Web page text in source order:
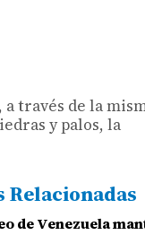
través de la
y palos, la
Relacionadas
de Venezuela